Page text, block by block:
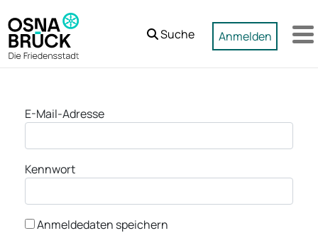
Zum Hauptinhalt springen
Suche Anmelden
Anmeldung
E-Mail-Adresse
Kennwort
Anmeldedaten speichern